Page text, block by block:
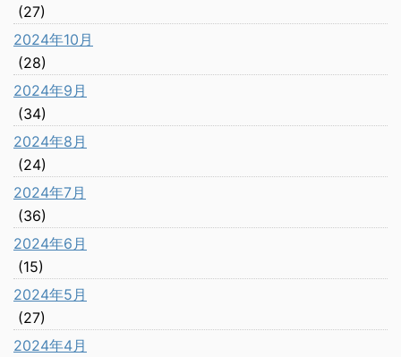
(27)
2024年10月
(28)
2024年9月
(34)
2024年8月
(24)
2024年7月
(36)
2024年6月
(15)
2024年5月
(27)
2024年4月